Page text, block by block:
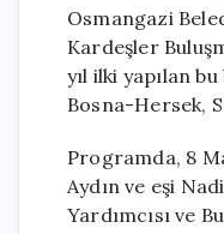
Osmangazi
Kardeşler
yıl ilki yapılan
Bosna-Hersek,
Programda, 8
Aydın ve eşi
Yardımcısı ve